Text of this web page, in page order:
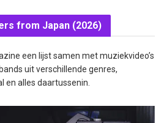
from Japan (2026)
een lijst samen met muziekvideo’s
uit verschillende genres,
en alles daartussenin.